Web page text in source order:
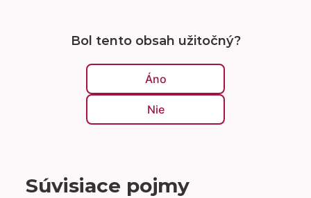
Bol tento obsah užitočný?
Áno
Nie
Súvisiace pojmy